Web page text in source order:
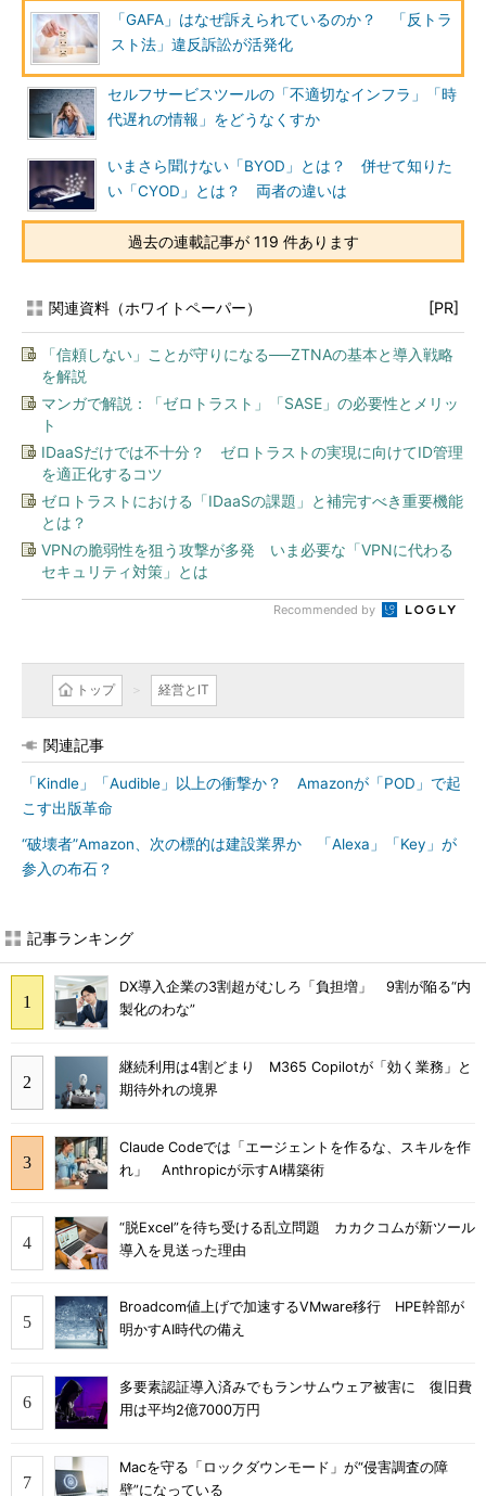
「GAFA」はなぜ訴えられているのか？ 「反トラ
スト法」違反訴訟が活発化
セルフサービスツールの「不適切なインフラ」「時
代遅れの情報」をどうなくすか
いまさら聞けない「BYOD」とは？ 併せて知りた
い「CYOD」とは？ 両者の違いは
過去の連載記事が 119 件あります
関連資料（ホワイトペーパー） [PR]
「信頼しない」ことが守りになる──ZTNAの基本と導入戦略
を解説
マンガで解説：「ゼロトラスト」「SASE」の必要性とメリッ
ト
IDaaSだけでは不十分？ ゼロトラストの実現に向けてID管理
を適正化するコツ
ゼロトラストにおける「IDaaSの課題」と補完すべき重要機能
とは？
VPNの脆弱性を狙う攻撃が多発 いま必要な「VPNに代わる
セキュリティ対策」とは
Recommended by
トップ 経営とIT
関連記事
「Kindle」「Audible」以上の衝撃か？ Amazonが「POD」で起
こす出版革命
“破壊者”Amazon、次の標的は建設業界か 「Alexa」「Key」が
参入の布石？
記事ランキング
DX導入企業の3割超がむしろ「負担増」 9割が陥る“内
製化のわな”
継続利用は4割どまり M365 Copilotが「効く業務」と
期待外れの境界
Claude Codeでは「エージェントを作るな、スキルを作
れ」 Anthropicが示すAI構築術
“脱Excel”を待ち受ける乱立問題 カカクコムが新ツール
導入を見送った理由
Broadcom値上げで加速するVMware移行 HPE幹部が
明かすAI時代の備え
多要素認証導入済みでもランサムウェア被害に 復旧費
用は平均2億7000万円
Macを守る「ロックダウンモード」が“侵害調査の障
壁”になっている